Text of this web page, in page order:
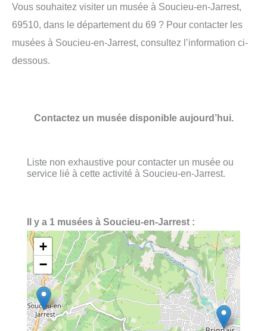
Vous souhaitez visiter un musée à Soucieu-en-Jarrest,
69510, dans le département du 69 ? Pour contacter les
musées à Soucieu-en-Jarrest, consultez l’information ci-
dessous.
Contactez un musée disponible aujourd’hui.
Liste non exhaustive pour contacter un musée ou
service lié à cette activité à Soucieu-en-Jarrest.
Il y a 1 musées à Soucieu-en-Jarrest :
+
−